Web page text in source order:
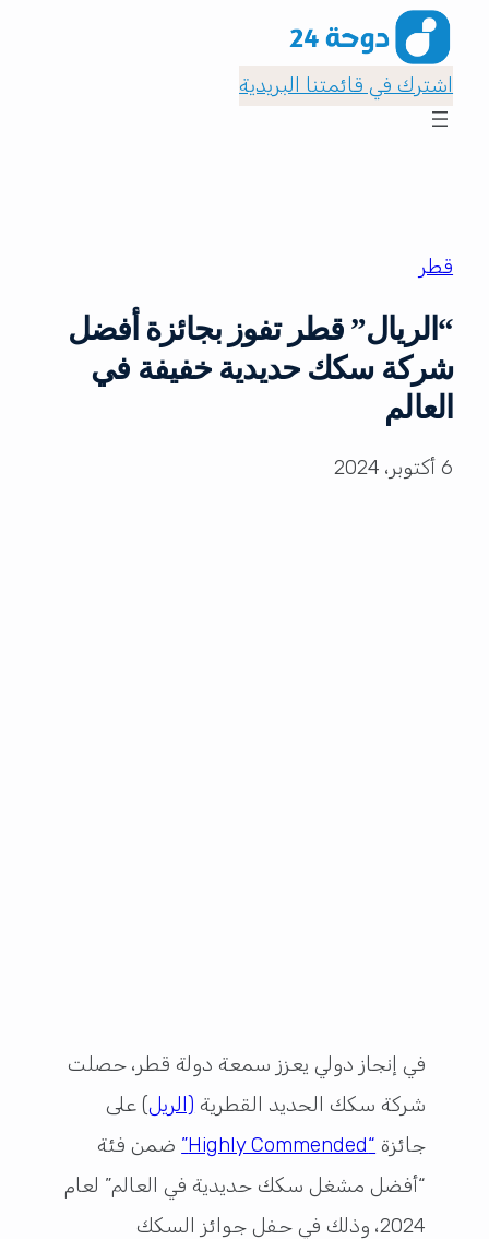
اشترك في قائمتنا البريدية
قطر
“الريال” قطر تفوز بجائزة أفضل
شركة سكك حديدية خفيفة في
العالم
6 أكتوبر، 2024
في إنجاز دولي يعزز سمعة دولة قطر، حصلت
شركة سكك الحديد القطرية (الريل) على
جائزة “Highly Commended”
ضمن فئة
“أفضل مشغل سكك حديدية في العالم” لعام
2024، وذلك في حفل جوائز السكك